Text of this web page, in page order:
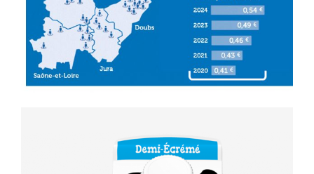
> Billes apéritives
> Nuiton